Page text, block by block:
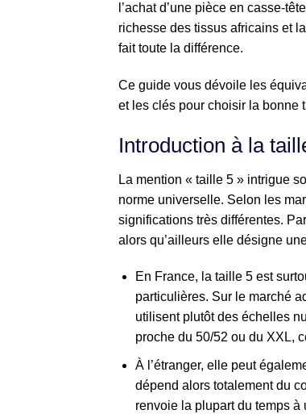
l’achat d’une pièce en casse-
richesse des tissus africains et
fait toute la différence.
Ce guide vous dévoile les
et les clés pour choisir la bonne
Introduction à la
La mention « taille 5 » intrigue
norme universelle. Selon les
significations très différentes.
alors qu’ailleurs elle désigne
En France, la taille 5 est
particulières. Sur le marché
utilisent plutôt des échelles
proche du 50/52 ou du XXL,
À l’étranger, elle peut
dépend alors totalement du
renvoie la plupart du temps à